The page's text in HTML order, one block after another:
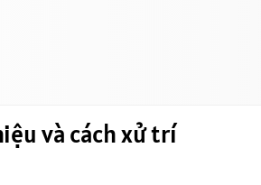
và cách xử trí